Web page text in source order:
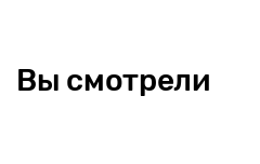
Вы смотрели